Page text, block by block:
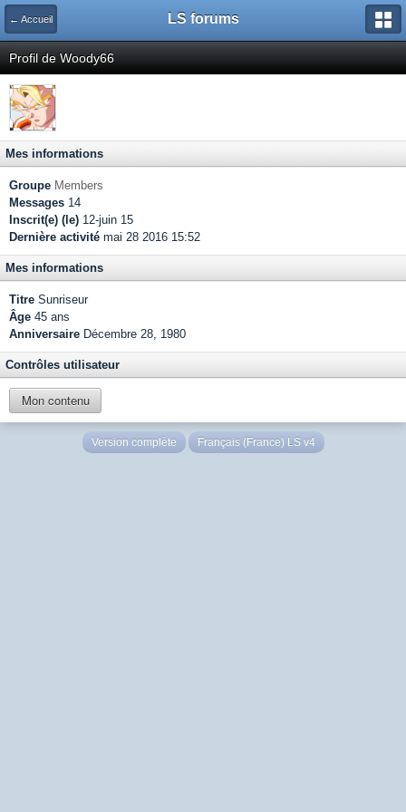
← Accueil LS forums
Profil de Woody66
Mes informations
Groupe Members
Messages 14
Inscrit(e) (le) 12-juin 15
Dernière activité mai 28 2016 15:52
Mes informations
Titre Sunriseur
Âge 45 ans
Anniversaire Décembre 28, 1980
Contrôles utilisateur
Mon contenu
Version complète Français (France) LS v4